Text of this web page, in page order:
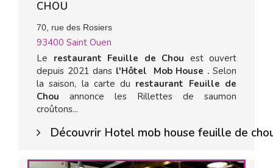
CHOU
70, rue des Rosiers
93400 Saint Ouen
Le restaurant Feuille de Chou est ouvert
depuis 2021 dans l'Hôtel Mob House . Selon
la saison, la carte du restaurant Feuille de
Chou annonce les Rillettes de saumon
croûtons...
Découvrir Hotel mob house feuille de